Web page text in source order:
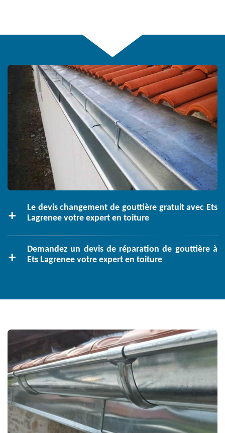
Le devis changement de gouttière gratuit avec Ets
Lagrenee votre expert en toiture
Demandez un devis de réparation de gouttière à
Ets Lagrenee votre expert en toiture